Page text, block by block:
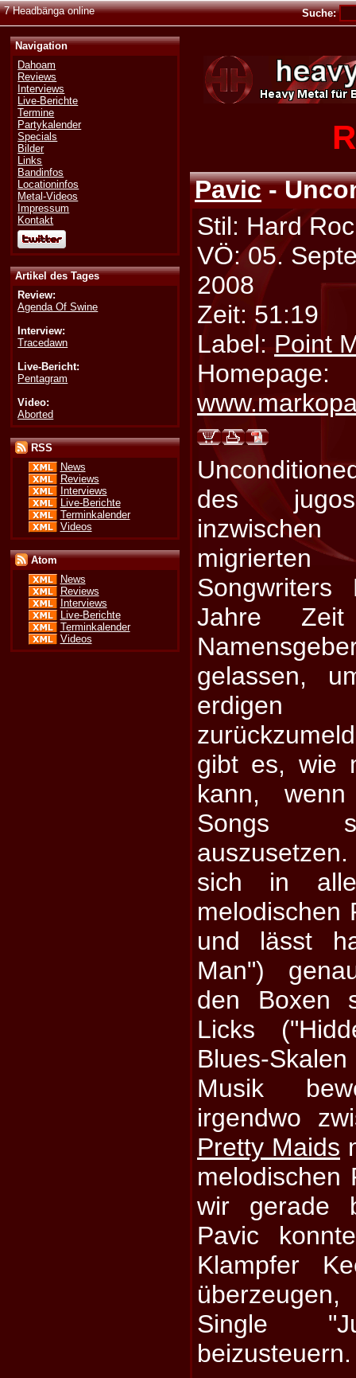
7 Headbänga online Suche:
Navigation
Dahoam
Reviews
Interviews
Live-Berichte
Termine
Partykalender
Specials
Bilder
Links
Bandinfos
Locationinfos
Metal-Videos
Impressum
Kontakt
Artikel des Tages
Review:
Agenda Of Swine
Interview:
Tracedawn
Live-Bericht:
Pentagram
Video:
Aborted
RSS
News
Reviews
Interviews
Live-Berichte
Terminkalender
Videos
Atom
News
Reviews
Interviews
Live-Berichte
Terminkalender
Videos
Pavic-
Stil: Hard
VÖ: 05.
2008
Zeit: 51:19
Label: Point
Homepage:
des
Jahre
gelassen,
erdigen
gibt es, wie
kann,
Songs
sich in
melodischen
und lässt
Man")
den Boxen
Licks
Blues-
Musik
irgendwo
Pretty Maids
melodischen
wir gerade
Pavic
Klampfer
Single
beizusteuern.